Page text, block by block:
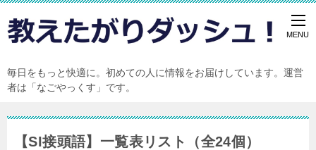
毎日をもっと快適に。初めての人に情報をお届けしています。運営
者は「なごやっくす」です。
【SI接頭語】一覧表リスト（全24個）